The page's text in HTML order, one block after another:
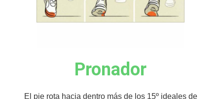
Pronador
El pie rota hacia dentro más de los 15º ideales de